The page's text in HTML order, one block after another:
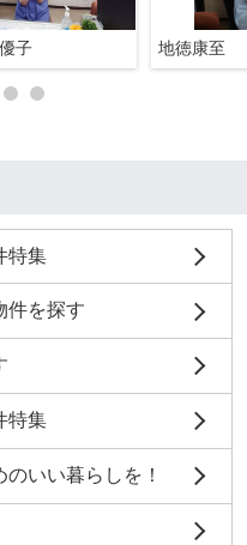
子 地徳康至
特集
件を探す
特集
いい暮らしを！